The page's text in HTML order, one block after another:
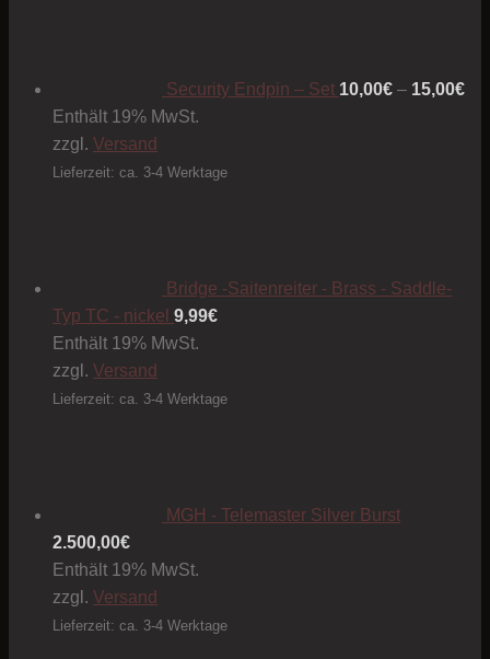
Security Endpin – Set 10,00€ – 15,00€
Enthält 19% MwSt.
zzgl. Versand
Lieferzeit: ca. 3-4 Werktage
Bridge -Saitenreiter - Brass - Saddle-
Typ TC - nickel 9,99€
Enthält 19% MwSt.
zzgl. Versand
Lieferzeit: ca. 3-4 Werktage
MGH - Telemaster Silver Burst
2.500,00€
Enthält 19% MwSt.
zzgl. Versand
Lieferzeit: ca. 3-4 Werktage